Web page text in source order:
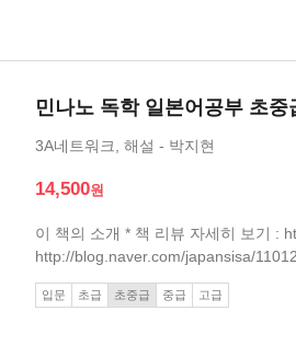
민나노 독학 일본어공부 초중
3A네트워크, 해설 - 박지현
14,500
이 책의 소개 * 책 리뷰 자세히 보기 :
http://blog.naver.com/japansisa/
일본어 독학 너무너무
입문 초급 초중급 중급 고급